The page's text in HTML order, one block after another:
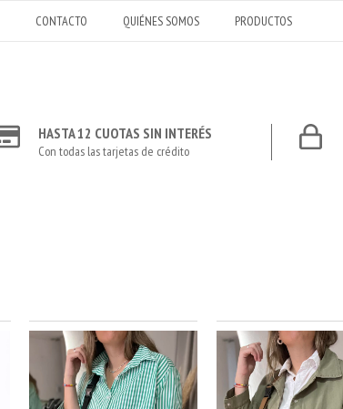
CONTACTO QUIÉNES SOMOS PRODUCTOS
HASTA 12 CUOTAS SIN INTERÉS
Con todas las tarjetas de crédito